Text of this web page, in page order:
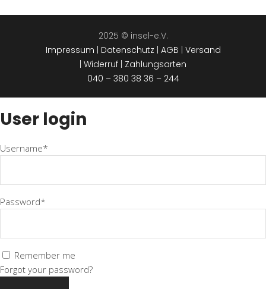
2025 © insel-e.V.
Impressum | Datenschutz | AGB | Versand
| Widerruf | Zahlungsarten
040 – 380 38 36 – 244
User login
Username*
Password*
Remember me
Forgot your password?